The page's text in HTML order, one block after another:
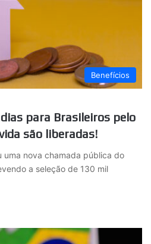
Benefícios
para Brasileiros pelo
são liberadas!
uma nova chamada pública do
a seleção de 130 mil